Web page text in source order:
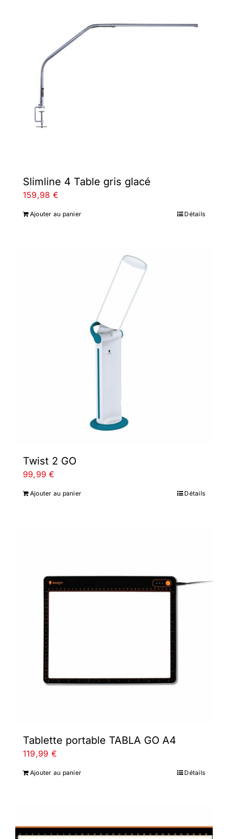
Slimline 4 Table gris glacé
159,98 €
Ajouter au panier Détails
Twist 2 GO
99,99€
Ajouter au panier Détails
Tablette portable TABLA GO A4
119,99 €
Ajouter au panier Détails